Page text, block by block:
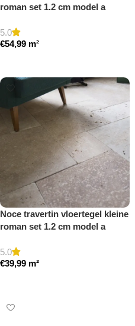
roman set 1.2 cm model a
5.0
€54,99 m²
Noce travertin vloertegel kleine
roman set 1.2 cm model a
5.0
€39,99 m²